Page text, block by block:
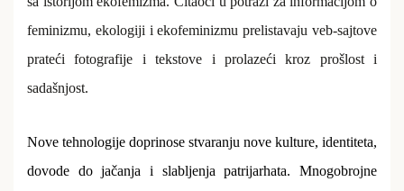
feminizmu, ekologiji i ekofeminizmu prelistavaju veb-sajtove
pratećifotografije i tekstove i prolazeći kroz prošlost i
sadašnjost.
Nove tehnologije doprinose stvaranju nove kulture, identiteta,
dovode do jačanja i slabljenja patrijarhata. Mnogobrojne